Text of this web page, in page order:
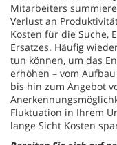
Mitarbeiters
Verlust an
Kosten für die Suche,
Ersatzes. Häufig
tun können, um das
erhöhen – vom
bis hin zum Angebot
Fluktuation in Ihrem
lange Sicht Kosten